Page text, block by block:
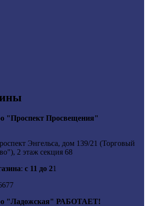
"Проспект Просвещения"
Энгельса, дом 139/21 (Торговый
2 этаж секция 68
: с 11 до 21
"Ладожская" РАБОТАЕТ!